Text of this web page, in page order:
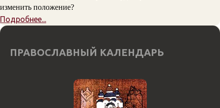
изменить положение?
Подробнее...
ПРАВОСЛАВНЫЙ КАЛЕНДАРЬ